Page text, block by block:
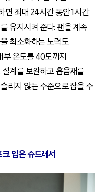
면 최대 24시간 동안 1시간
유지시켜 준다. 팬을 계속
최소화하는 노력도
부 온도를 40도까지
계를 보완하고 흡음재를
리지 않는 수준으로 잡을 수
입은 슈드레서